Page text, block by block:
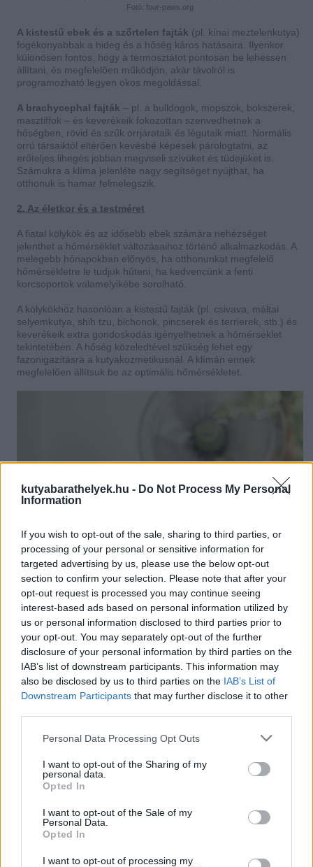
kutyabarathelyek.hu - Do Not Process My Personal
Information
If you wish to opt-out of the sale, sharing to third parties, or
processing of your personal or sensitive information for
targeted advertising by us, please use the below opt-out
section to confirm your selection. Please note that after your
opt-out request is processed you may continue seeing
interest-based ads based on personal information utilized by
us or personal information disclosed to third parties prior to
your opt-out. You may separately opt-out of the further
disclosure of your personal information by third parties on the
IAB’s list of downstream participants. This information may
also be disclosed by us to third parties on the IAB’s List of
Downstream Participants that may further disclose it to other
Personal Data Processing Opt Outs
I want to opt-out of the Sharing of my
personal data.
Opted In
I want to opt-out of the Sale of my
Personal Data.
Opted In
I want to opt-out of processing my
Fotó: four-paws.org
A kistestű ebek és a szőrtelen fajták (pl. kínai meztelenkutya)
fogékonyabbak a hideg és a hőség káros hatásaira. Ilyenkor
különösen fontos, hogy a termosztátot pontosan be lehessen
állítani, és megfelelően működjön, akár távolról is
programozható legyen okos megoldással.
A brachycephal fajták – pl. a bulldogok, mopszok, bokszerek,
masztiffok – és keverékeik fokozottan szenvedhetnek a
hőségben, rövid és szűk orrjárataik és légutaik miatt. Normális
orrú társaiktól eltérően kevésbé képesek párologtatni, az
erőteljes lihegés jobban megviseli szívüket és tüdejüket is.
Számukra a klíma jelenléte nagy segítséget nyújthat, ha
otthonuk is hamar felmelegszik.
2. Az életkor és a testméret
A fiatal kölykök és az idősebb ebek számára nehézséget
jelenthet a hőmérséklet változásaihoz történő alkalmazkodás. A
melegebb hónapokban előnyös, ha otthonunkat megfelelő
hőmérsékletre le tudjuk hűteni, ha kedvencünk a fenti
korcsoportok valamelyikébe sorolható.
A kölykökhöz hasonlóan a kistestű fajták (pl. csivava, máltai
selyemkutya, shih tzu, bichonok, pincserek és terrierek, stb.) és
keverékeik extra gondoskodás igényelhetnek a hőmérséklet
tekintetében. A hőség közeledtével szükség lehet egy
fazonigazításra a kutyakozmetikusnál. A klímán ennek
megfelelően állítsuk be az optimális hőmérsékletet.
A rövid orrú kutyák nehezebben viselik a meleget a nyári hónapokban - Egy
ventillátor is segíthet a hűtésben
Fotó: columbiahvac.net
3. Egyéb szempontok, amiket érdemes figyelembe venni
Milyen hosszú a kutya szőrzete? Rendelkezik aljszőrrel? Ha
igen, jóleshet neki a klímából érkező hűsítő levegő. De ha nem,
akkor érzékenyebb szervezetét megviselheti ez a kis hideg is.
működésére: közelebb megy hozzá, lefekszik mellé vagy
inkább távol marad?
kopasz foltok ? Egyes kutyáknak veleszületetten kevesebb,
finomabb szálú szőr fedi a szemek, a fülek környékét, a pocakot
hőleadás, ami valamelyest hozzájárul a túlhevülés
elkerüléséhez, ugyanakkor hideg időben, így az alacsony fokra
állított, folyamatosan működő klíma mellett meg is fázhatnak.
Mennyi a kutya testsúlya?A kistestű fajták között akadnak